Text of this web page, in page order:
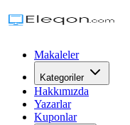
Makaleler
Kategoriler
Hakkımızda
Yazarlar
Kuponlar